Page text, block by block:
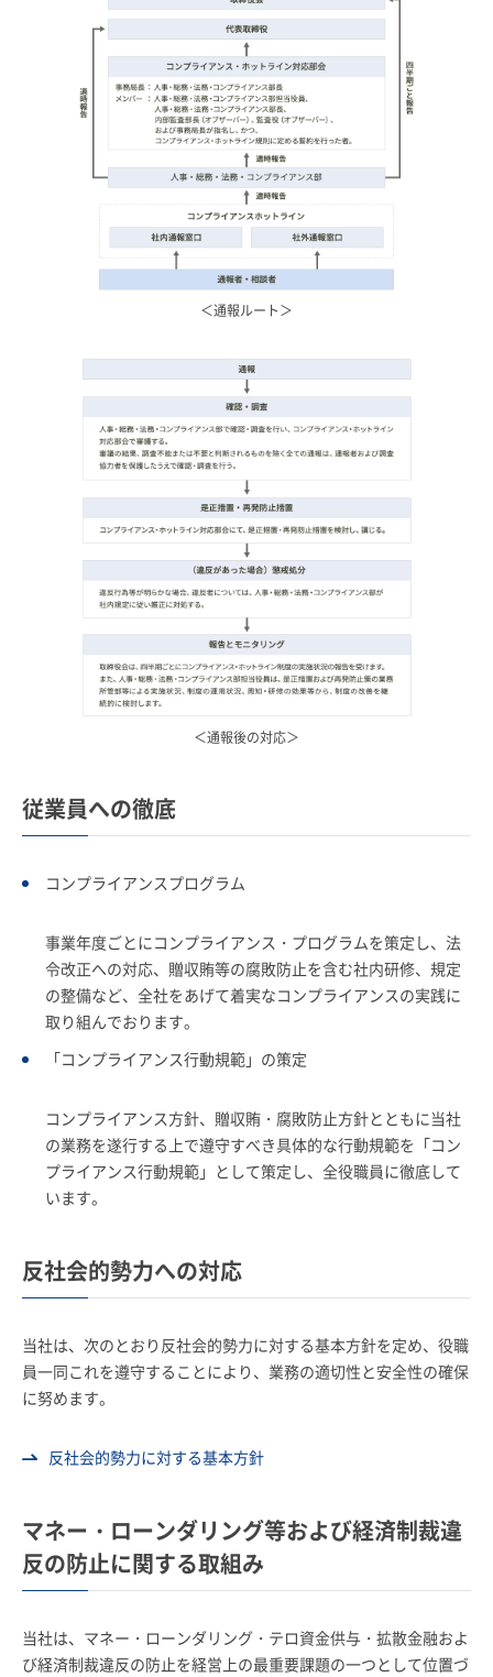
＜通報ルート＞
＜通報後の対応＞
従業員への徹底
コンプライアンスプログラム
事業年度ごとにコンプライアンス・プログラムを策定し、法
令改正への対応、贈収賄等の腐敗防止を含む社内研修、規定
の整備など、全社をあげて着実なコンプライアンスの実践に
取り組んでおります。
「コンプライアンス行動規範」の策定
コンプライアンス方針、贈収賄・腐敗防止方針とともに当社
の業務を遂行する上で遵守すべき具体的な行動規範を「コン
プライアンス行動規範」として策定し、全役職員に徹底して
います。
反社会的勢力への対応
当社は、次のとおり反社会的勢力に対する基本方針を定め、役職
員一同これを遵守することにより、業務の適切性と安全性の確保
に努めます。
反社会的勢力に対する基本方針
マネー・ローンダリング等および経済制裁違
反の防止に関する取組み
当社は、マネー・ローンダリング・テロ資金供与・拡散金融およ
び経済制裁違反の防止を経営上の最重要課題の一つとして位置づ